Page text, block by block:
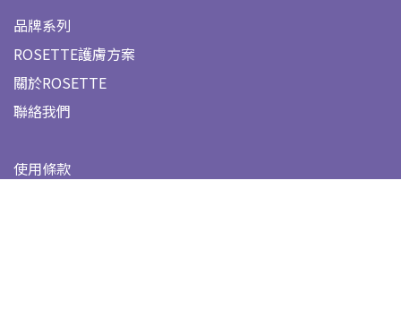
品牌系列
ROSETTE護膚方案
關於ROSETTE
聯絡我們
使用條款